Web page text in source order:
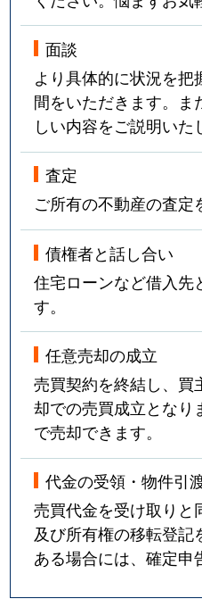
面談
より具体的に状況を
間をいただきます。
しい内容をご説明いた
査定
ご所有の不動産の査定
債権者と話し合い
住宅ローンなど借入先
す。
任意売却の成立
売買契約を終結し、買
却での売買成立となり
で売却できます。
代金の受領・物件引
売買代金を受け取りと
及び所有権の移転登
ある場合には、確定申